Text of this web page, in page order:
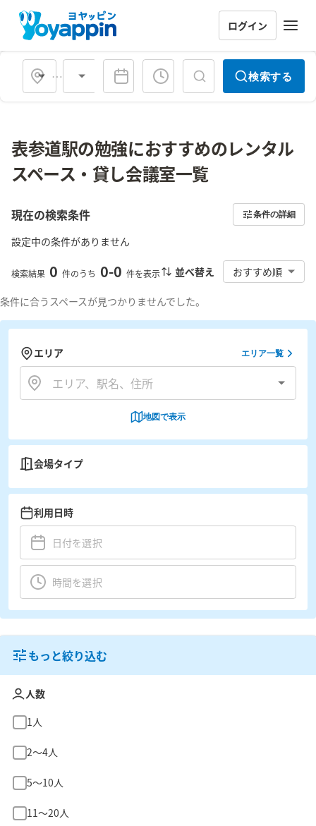
ログイン
会場タイプ 検索する
表参道駅の勉強におすすめのレンタル
スペース・貸し会議室一覧
現在の検索条件 条件の詳細
設定中の条件がありません
検索結果 0 件のうち 0-0 件を表示 並べ替え おすすめ順
条件に合うスペースが見つかりませんでした。
エリア エリア一覧
地図で表示
会場タイプ
利用日時
もっと絞り込む
人数
1人
2〜4人
5〜10人
11〜20人